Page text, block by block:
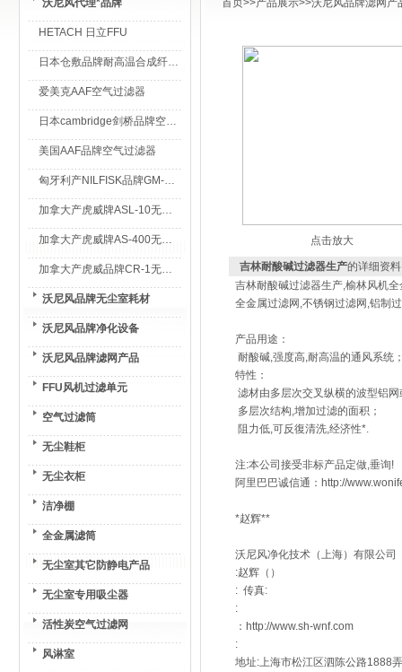
沃尼风代理*品牌
HETACH 日立FFU
日本仓敷品牌耐高温合成纤维过滤棉
爱美克AAF空气过滤器
日本cambridge剑桥品牌空气过滤器
美国AAF品牌空气过滤器
匈牙利产NILFISK品牌GM-80无尘室专用吸尘器
加拿大产虎威牌ASL-10无尘室专用吸尘器
加拿大产虎威牌AS-400无尘室专用吸尘器
加拿大产虎威品牌CR-1无尘室专用吸尘器
沃尼风品牌无尘室耗材
沃尼风品牌净化设备
沃尼风品牌滤网产品
FFU风机过滤单元
空气过滤筒
无尘鞋柜
无尘衣柜
洁净棚
全金属滤筒
无尘室其它防静电产品
无尘室专用吸尘器
活性炭空气过滤网
风淋室
首页>>产品展示>>沃尼风品牌滤网产
点击放大
吉林耐酸碱过滤器生产的详细资
吉林耐酸碱过滤器生产,榆林风机
全金属过滤网,不锈钢过滤网,铝制
产品用途：
耐酸碱,强度高,耐高温的通风系统
特性：
滤材由多层次交叉纵横的波型铝
多层次结构,增加过滤的面积；
阻力低,可反復清洗,经济性*.
注:本公司接受非标产品定做,垂询!
阿里巴巴诚信通：http://
*赵辉**
沃尼风净化技术（上海）有限公司
:赵辉（）
: 传真:
:
：http://www.sh-wnf.com
:
地址:上海市松江区泗陈公路1888